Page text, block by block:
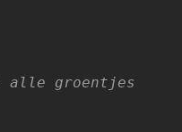
alle groentjes